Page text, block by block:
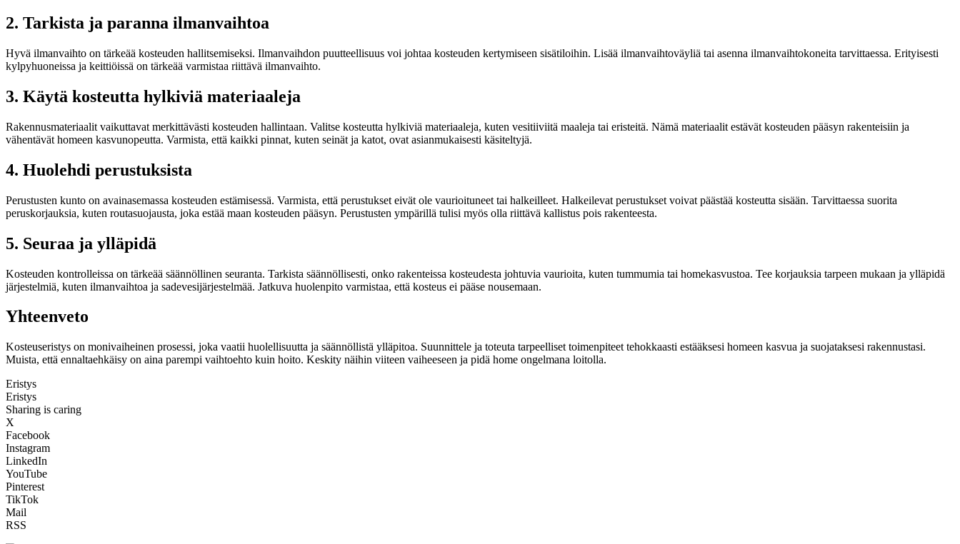
2. Tarkista ja paranna ilmanvaihtoa
Hyvä ilmanvaihto on tärkeää kosteuden hallitsemiseksi. Ilmanvaihdon puutteellisuus voi johtaa kosteuden kertymiseen sisätiloihin. Lisää ilmanvaihtoväyliä tai asenna ilmanvaihtokoneita tarvittaessa. Erityisesti
kylpyhuoneissa ja keittiöissä on tärkeää varmistaa riittävä ilmanvaihto.
3. Käytä kosteutta hylkiviä materiaaleja
Rakennusmateriaalit vaikuttavat merkittävästi kosteuden hallintaan. Valitse kosteutta hylkiviä materiaaleja, kuten vesitiiviitä maaleja tai eristeitä. Nämä materiaalit estävät kosteuden pääsyn rakenteisiin ja
vähentävät homeen kasvunopeutta. Varmista, että kaikki pinnat, kuten seinät ja katot, ovat asianmukaisesti käsiteltyjä.
4. Huolehdi perustuksista
Perustusten kunto on avainasemassa kosteuden estämisessä. Varmista, että perustukset eivät ole vaurioituneet tai halkeilleet. Halkeilevat perustukset voivat päästää kosteutta sisään. Tarvittaessa suorita
peruskorjauksia, kuten routasuojausta, joka estää maan kosteuden pääsyn. Perustusten ympärillä tulisi myös olla riittävä kallistus pois rakenteesta.
5. Seuraa ja ylläpidä
Kosteuden kontrolleissa on tärkeää säännöllinen seuranta. Tarkista säännöllisesti, onko rakenteissa kosteudesta johtuvia vaurioita, kuten tummumia tai homekasvustoa. Tee korjauksia tarpeen mukaan ja ylläpidä
järjestelmiä, kuten ilmanvaihtoa ja sadevesijärjestelmää. Jatkuva huolenpito varmistaa, että kosteus ei pääse nousemaan.
Yhteenveto
Kosteuseristys on monivaiheinen prosessi, joka vaatii huolellisuutta ja säännöllistä ylläpitoa. Suunnittele ja toteuta tarpeelliset toimenpiteet tehokkaasti estääksesi homeen kasvua ja suojataksesi rakennustasi.
Muista, että ennaltaehkäisy on aina parempi vaihtoehto kuin hoito. Keskity näihin viiteen vaiheeseen ja pidä home ongelmana loitolla.
Eristys
Eristys
Sharing is caring
X
Facebook
Instagram
LinkedIn
YouTube
Pinterest
TikTok
Mail
RSS